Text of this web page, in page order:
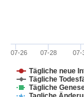
Tägliche neue
Tägliche
Tägliche
07-26 07-28 07-